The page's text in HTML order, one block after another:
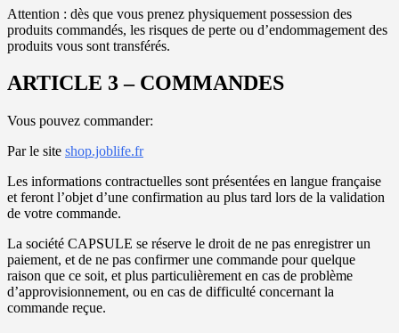
Attention : dès que vous prenez physiquement possession des
produits commandés, les risques de perte ou d’endommagement des
produits vous sont transférés.
ARTICLE 3 – COMMANDES
Vous pouvez commander:
Par le site shop.joblife.fr
Les informations contractuelles sont présentées en langue française
et feront l’objet d’une confirmation au plus tard lors de la validation
de votre commande.
La société CAPSULE se réserve le droit de ne pas enregistrer un
paiement, et de ne pas confirmer une commande pour quelque
raison que ce soit, et plus particulièrement en cas de problème
d’approvisionnement, ou en cas de difficulté concernant la
commande reçue.